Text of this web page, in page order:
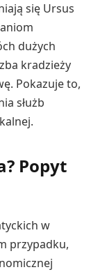
się Ursus
dużych
kradzieży
Pokazuje to,
służb
Popyt
w
przypadku,